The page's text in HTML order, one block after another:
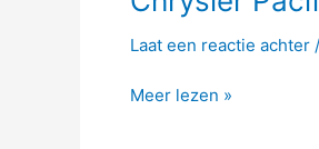
Laat een reactie achter /
Pacifica
4.0
253hp
Meer lezen »